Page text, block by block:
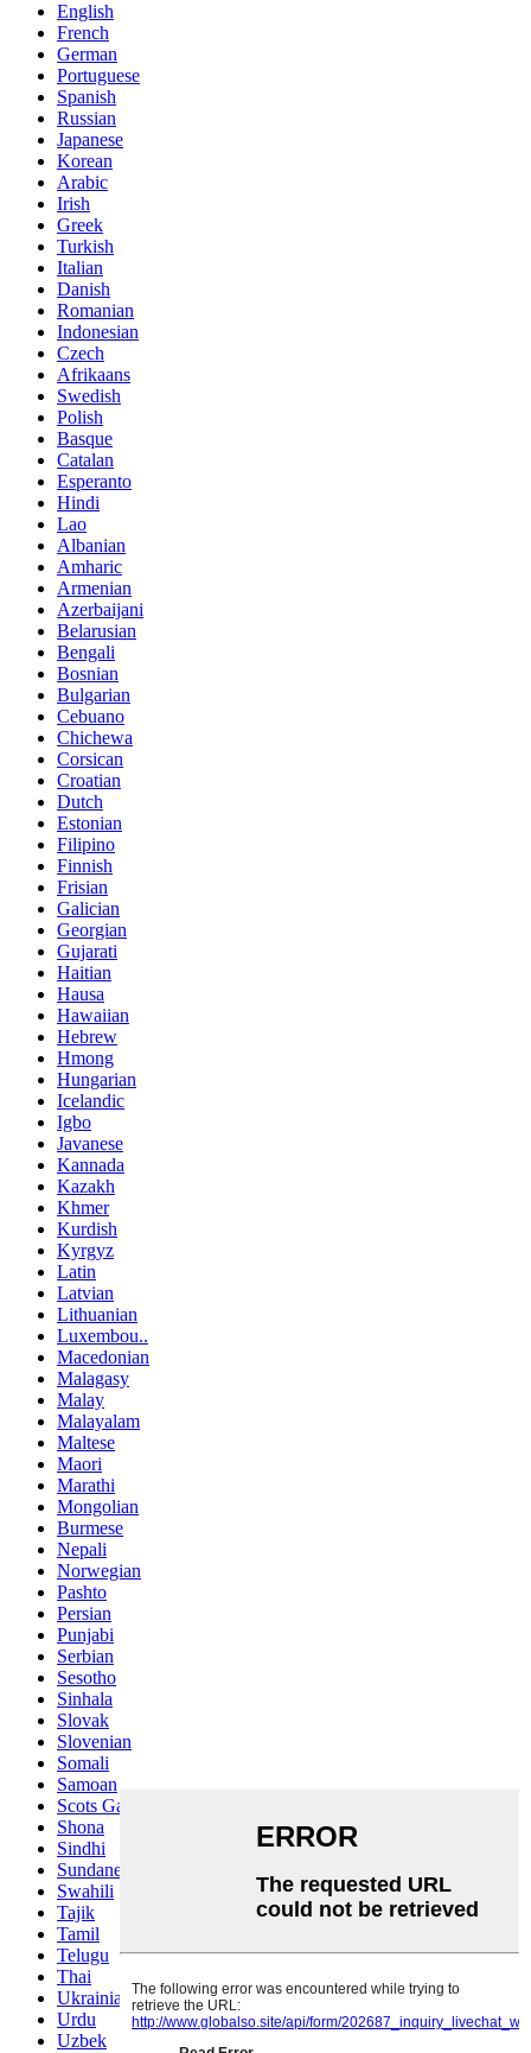
English
French
German
Portuguese
Spanish
Russian
Japanese
Korean
Arabic
Irish
Greek
Turkish
Italian
Danish
Romanian
Indonesian
Czech
Afrikaans
Swedish
Polish
Basque
Catalan
Esperanto
Hindi
Lao
Albanian
Amharic
Armenian
Azerbaijani
Belarusian
Bengali
Bosnian
Bulgarian
Cebuano
Chichewa
Corsican
Croatian
Dutch
Estonian
Filipino
Finnish
Frisian
Galician
Georgian
Gujarati
Haitian
Hausa
Hawaiian
Hebrew
Hmong
Hungarian
Icelandic
Igbo
Javanese
Kannada
Kazakh
Khmer
Kurdish
Kyrgyz
Latin
Latvian
Lithuanian
Luxembou..
Macedonian
Malagasy
Malay
Malayalam
Maltese
Maori
Marathi
Mongolian
Burmese
Nepali
Norwegian
Pashto
Persian
Punjabi
Serbian
Sesotho
Sinhala
Slovak
Slovenian
Somali
Samoan
Scots Gaelic
Shona
Sindhi
Sundanese
Swahili
Tajik
Tamil
Telugu
Thai
Ukrainian
Urdu
Uzbek